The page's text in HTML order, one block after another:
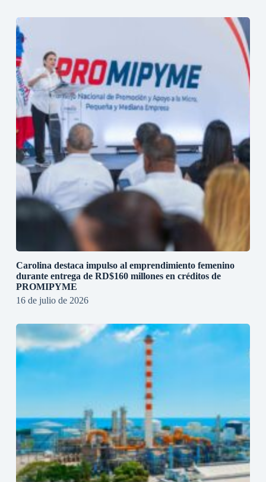
Carolina destaca impulso al emprendimiento femenino
durante entrega de RD$160 millones en créditos de
PROMIPYME
16 de julio de 2026